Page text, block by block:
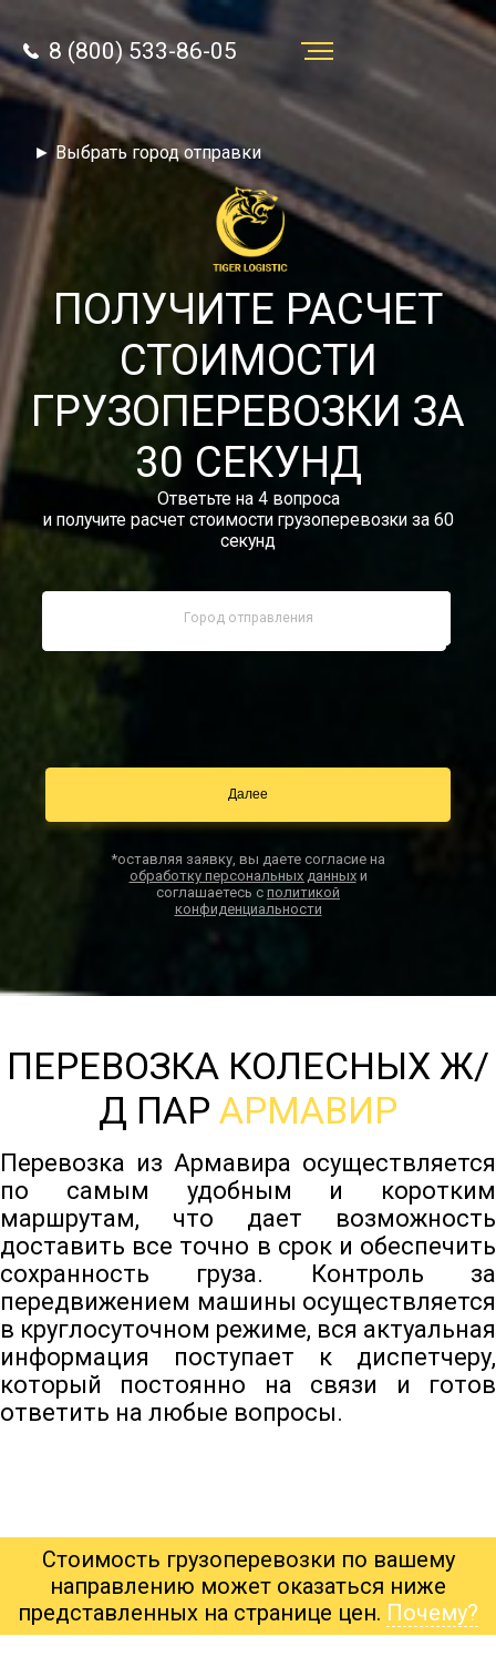
8 (800) 533-86-05
Звонок по России бесплатный
autotransport24@yandex.ru
Услуги
Преимущества
О компании
Направления
Тарифы
Отзывы
Статьи
Контакты
► Выбрать город отправки
8 (800) 533-86-05
ПОЛУЧИТЕ РАСЧЕТ
СТОИМОСТИ
ГРУЗОПЕРЕВОЗКИ ЗА
30 СЕКУНД
Ответьте на 4 вопроса
и получите расчет стоимости грузоперевозки за 60
секунд
*оставляя заявку, вы даете согласие на
обработку персональных данныхи
соглашаетесь с политикой
конфиденциальности
ПЕРЕВОЗКА КОЛЕСНЫХ Ж/
Д ПАР АРМАВИР
Перевозка из Армавира осуществляется
по самым удобным и коротким
маршрутам, что дает возможность
доставить все точно в срок и обеспечить
сохранность груза. Контроль за
передвижением машины осуществляется
в круглосуточном режиме, вся актуальная
информация поступает к диспетчеру,
который постоянно на связи и готов
ответить на любые вопросы.
Стоимость грузоперевозки по вашему
направлению может оказаться ниже
представленных на странице цен. Почему?